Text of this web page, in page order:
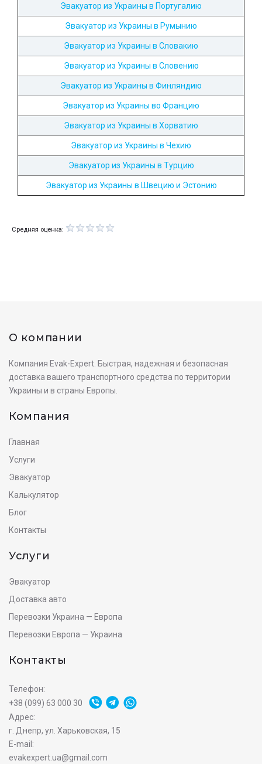
Эвакуатор из Украины в Португалию
Эвакуатор из Украины в Румынию
Эвакуатор из Украины в Словакию
Эвакуатор из Украины в Словению
Эвакуатор из Украины в Финляндию
Эвакуатор из Украины во Францию
Эвакуатор из Украины в Хорватию
Эвакуатор из Украины в Чехию
Эвакуатор из Украины в Турцию
Эвакуатор из Украины в Швецию и Эстонию
Средняя оценка:
О компании
Компания Evak-Expert. Быстрая, надежная и безопасная
доставка вашего транспортного средства по территории
Украины и в страны Европы.
Компания
Главная
Услуги
Эвакуатор
Калькулятор
Блог
Контакты
Услуги
Эвакуатор
Доставка авто
Перевозки Украина — Европа
Перевозки Европа — Украина
Контакты
Телефон:
+38 (099) 63 000 30
Адрес:
г. Днепр, ул. Харьковская, 15
E-mail:
evakexpert.ua@gmail.com